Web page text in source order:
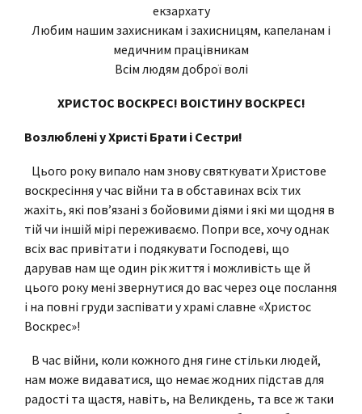
екзархату
Любим нашим захисникам і захисницям, капеланам і
медичним працівникам
Всім людям доброї волі
ХРИСТОС ВОСКРЕС! ВОІСТИНУ ВОСКРЕС!
Возлюблені у Христі Брати і Сестри!
Цього року випало нам знову святкувати Христове
воскресіння у час війни та в обставинах всіх тих
жахіть, які повʼязані з бойовими діями і які ми щодня в
тій чи іншій мірі переживаємо. Попри все, хочу однак
всіх вас привітати і подякувати Господеві, що
дарував нам ще один рік життя і можливість ще й
цього року мені звернутися до вас через оце послання
і на повні груди заспівати у храмі славне «Христос
Воскрес»!
В час війни, коли кожного дня гине стільки людей,
нам може видаватися, що немає жодних підстав для
радості та щастя, навіть, на Великдень, та все ж таки